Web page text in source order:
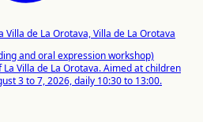
de La Orotava, Villa de La Orotava
and oral expression workshop)
Villa de La Orotava. Aimed at children
3 to 7, 2026, daily 10:30 to 13:00.